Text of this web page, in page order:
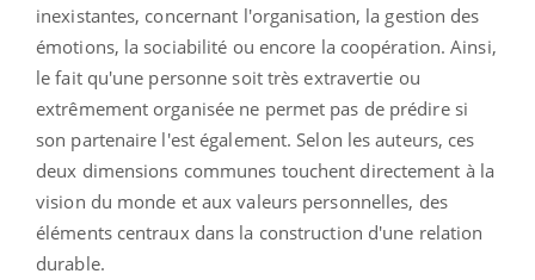
inexistantes, concernant l'organisation, la gestion des
émotions, la sociabilité ou encore la coopération. Ainsi,
le fait qu'une personne soit très extravertie ou
extrêmement organisée ne permet pas de prédire si
son partenaire l'est également. Selon les auteurs, ces
deux dimensions communes touchent directement à la
vision du monde et aux valeurs personnelles, des
éléments centraux dans la construction d'une relation
durable.